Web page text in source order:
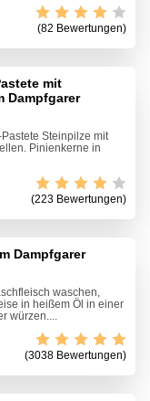
(82 Bewertungen)
mit
Dampfgarer
Steinpilze mit
Pinienkerne in
(223 Bewertungen)
Dampfgarer
waschen,
in heißem Öl in einer
würzen....
(3038 Bewertungen)